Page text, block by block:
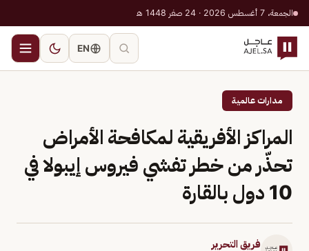
الجمعة، 7 أغسطس 2026 · 24 صفر 1448 هـ
EN
مدارات عالمية
المراكز الأفريقية لمكافحة الأمراض
تحذّر من خطر تفشي فيروس إيبولا في
10 دول بالقارة
فريق التحرير